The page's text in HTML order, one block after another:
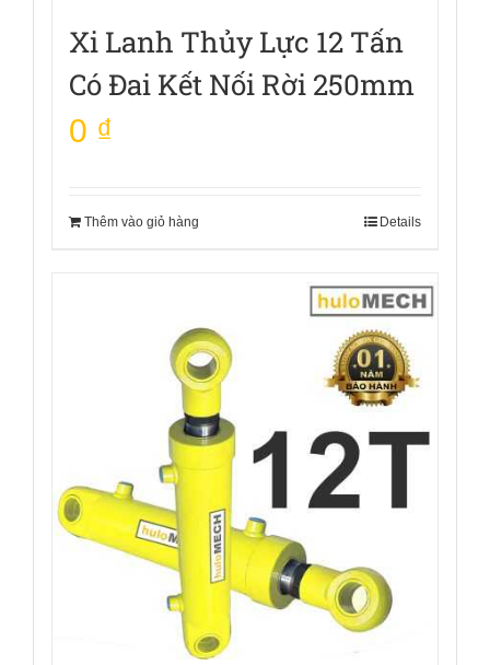
Xi Lanh Thủy Lực 12 Tấn
Có Đai Kết Nối Rời 250mm
0 ₫
Thêm vào giỏ hàng Details